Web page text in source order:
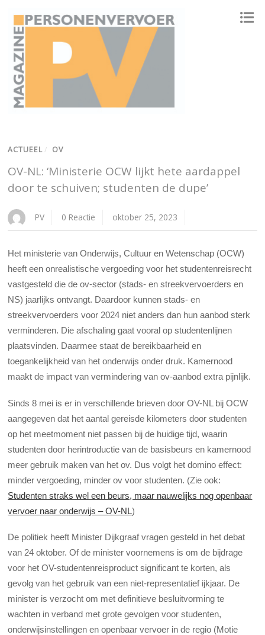
ACTUEEL / OV
OV-NL: ‘Ministerie OCW lijkt hete aardappel
door te schuiven; studenten de dupe’
PV 0 Reactie oktober 25, 2023
Het ministerie van Onderwijs, Cultuur en Wetenschap (OCW)
heeft een onrealistische vergoeding voor het studentenreisrecht
vastgesteld die de ov-sector (stads- en streekvervoerders en
NS) jaarlijks ontvangt. Daardoor kunnen stads- en
streekvervoerders voor 2024 niet anders dan hun aanbod sterk
verminderen. Die afschaling gaat vooral op studentenlijnen
plaatsvinden. Daarmee staat de bereikbaarheid en
toegankelijkheid van het onderwijs onder druk. Kamernood
maakt de impact van vermindering van ov-aanbod extra pijnlijk.
Sinds 8 mei is er in verschillende brieven door OV-NL bij OCW
aangegeven dat het aantal gereisde kilometers door studenten
op het meetmoment niet passen bij de huidige tijd, waarin
studenten door herintroductie van de basisbeurs en kamernood
meer gebruik maken van het ov. Dus volgt het domino effect:
minder vergoeding, minder ov voor studenten. (Zie ook:
Studenten straks wel een beurs, maar nauwelijks nog openbaar
vervoer naar onderwijs – OV-NL)
De politiek heeft Minister Dijkgraaf vragen gesteld in het debat
van 24 oktober. Of de minister voornemens is om de bijdrage
voor het OV-studentenreisproduct significant te korten, als
gevolg van het gebruik van een niet-representatief ijkjaar. De
minister is verzocht om met definitieve besluitvorming te
wachten in verband met grote gevolgen voor studenten,
onderwijsinstellingen en openbaar vervoer in de regio (Motie